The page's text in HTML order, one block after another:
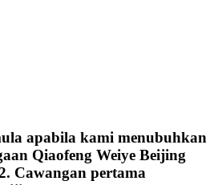
apabila kami menubuhkan
Qiaofeng Weiye Beijing
Cawangan pertama